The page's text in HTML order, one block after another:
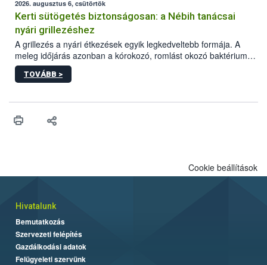
érésű szőlőkben is legyen lehetőség a károsító elleni további
védekezésre. Az Oroganic készítmény kis kiszerelésben kiskerti
felhasználók számára is elérhető és ökológiai termesztésben is
engedélyezett.
2026. augusztus 6, csütörtök
Kerti sütögetés biztonságosan: a Nébih tanácsai
nyári grillezéshez
A grillezés a nyári étkezések egyik legkedveltebb formája. A
meleg időjárás azonban a kórokozó, romlást okozó baktériumok
gyorsabb szaporodásának is kedvez. A szabadtéri sütögetés
ezért nem csupán a megfelelő sütési technikáról szól: legalább
higiéniai szabályok betartása, a megfelelő hőkezelés, valamint a
biztonsági Hivatal (Nébih) Oktatási Programja összegyűjtötte a
TOVÁBB >
Cookie beállítások
Hivatalunk
Bemutatkozás
Szervezeti felépítés
Gazdálkodási adatok
Felügyeleti szervünk